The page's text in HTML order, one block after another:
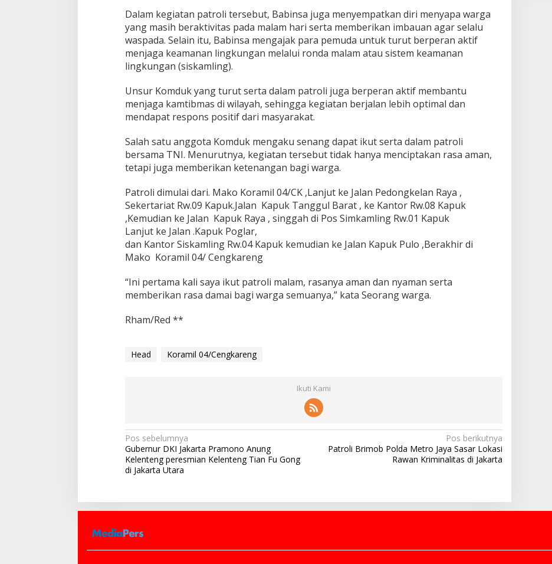
Dalam kegiatan patroli tersebut, Babinsa juga menyempatkan diri menyapa warga
yang masih beraktivitas pada malam hari serta memberikan imbauan agar selalu
waspada. Selain itu, Babinsa mengajak para pemuda untuk turut berperan aktif
menjaga keamanan lingkungan melalui ronda malam atau sistem keamanan
lingkungan (siskamling).
Unsur Komduk yang turut serta dalam patroli juga berperan aktif membantu
menjaga kamtibmas di wilayah, sehingga kegiatan berjalan lebih optimal dan
mendapat respons positif dari masyarakat.
Salah satu anggota Komduk mengaku senang dapat ikut serta dalam patroli
bersama TNI. Menurutnya, kegiatan tersebut tidak hanya menciptakan rasa aman,
tetapi juga memberikan ketenangan bagi warga.
Patroli dimulai dari. Mako Koramil 04/CK ,Lanjut ke Jalan Pedongkelan Raya ,
Sekertariat Rw.09 Kapuk.Jalan Kapuk Tanggul Barat , ke Kantor Rw.08 Kapuk
,Kemudian ke Jalan Kapuk Raya , singgah di Pos Simkamling Rw.01 Kapuk
Lanjut ke Jalan .Kapuk Poglar,
dan Kantor Siskamling Rw.04 Kapuk kemudian ke Jalan Kapuk Pulo ,Berakhir di
Mako Koramil 04/ Cengkareng
“Ini pertama kali saya ikut patroli malam, rasanya aman dan nyaman serta
memberikan rasa damai bagi warga semuanya,” kata Seorang warga.
Rham/Red **
Head Koramil 04/Cengkareng
Ikuti Kami
N
a
v
g
s
i
Pos sebelumnya
Gubernur DKI Jakarta Pramono Anung
Kelenteng peresmian Kelenteng Tian Fu Gong
di Jakarta Utara
Pos berikutnya
Patroli Brimob Polda Metro Jaya Sasar Lokasi
Rawan Kriminalitas di Jakarta